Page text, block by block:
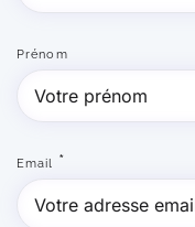
Prénom
Email *